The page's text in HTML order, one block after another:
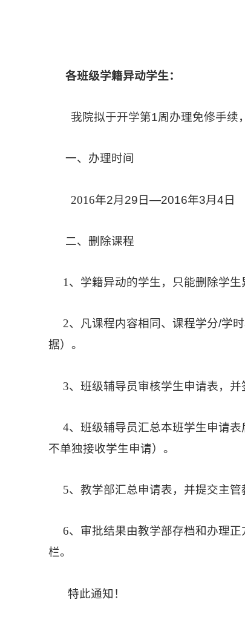
各班级学籍异动学生：
我院拟于开学第1周办理免修手续
一、办理时间
2016年2月 29日—2016年3月4日
二、删除课程
1 、学籍异动的学生，只能删除学生
2、凡课程内容相同、课程学分/学
据）。
3、班级辅导员审核学生申请表，并
4、班级辅导员汇总本班学生申请表
不单独接收学生申请）。
5、教学部汇总申请表，并提交主管
6、审批结果由教学部存档和办理
栏。
特此通知！